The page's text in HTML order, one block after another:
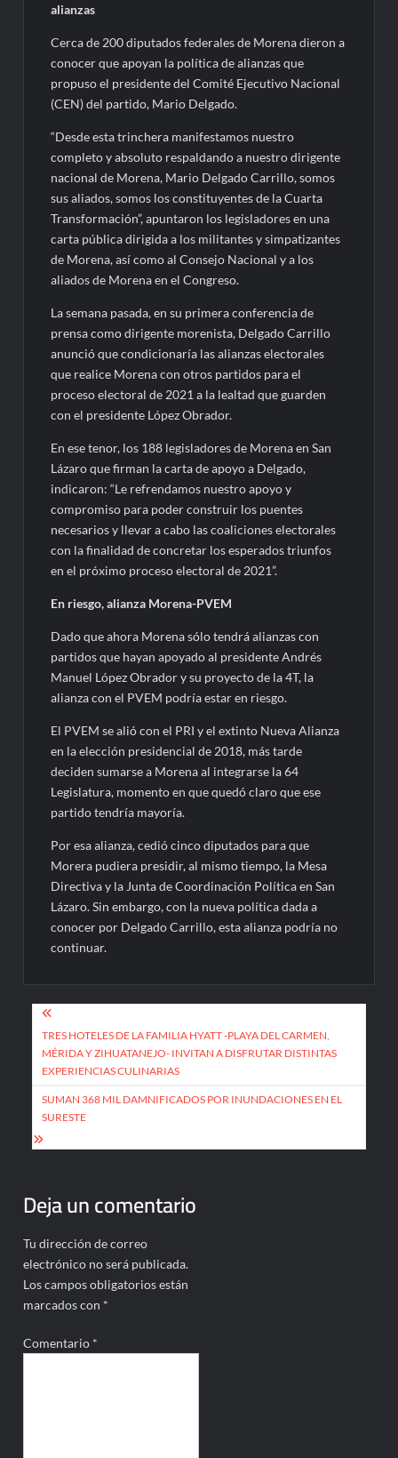
alianzas
Cerca de 200 diputados federales de Morena dieron a
conocer que apoyan la política de alianzas que
propuso el presidente del Comité Ejecutivo Nacional
(CEN) del partido, Mario Delgado.
“Desde esta trinchera manifestamos nuestro
completo y absoluto respaldando a nuestro dirigente
nacional de Morena, Mario Delgado Carrillo, somos
sus aliados, somos los constituyentes de la Cuarta
Transformación”, apuntaron los legisladores en una
carta pública dirigida a los militantes y simpatizantes
de Morena, así como al Consejo Nacional y a los
aliados de Morena en el Congreso.
La semana pasada, en su primera conferencia de
prensa como dirigente morenista, Delgado Carrillo
anunció que condicionaría las alianzas electorales
que realice Morena con otros partidos para el
proceso electoral de 2021 a la lealtad que guarden
con el presidente López Obrador.
En ese tenor, los 188 legisladores de Morena en San
Lázaro que firman la carta de apoyo a Delgado,
indicaron: “Le refrendamos nuestro apoyo y
compromiso para poder construir los puentes
necesarios y llevar a cabo las coaliciones electorales
con la finalidad de concretar los esperados triunfos
en el próximo proceso electoral de 2021”.
En riesgo, alianza Morena-PVEM
Dado que ahora Morena sólo tendrá alianzas con
partidos que hayan apoyado al presidente Andrés
Manuel López Obrador y su proyecto de la 4T, la
alianza con el PVEM podría estar en riesgo.
El PVEM se alió con el PRI y el extinto Nueva Alianza
en la elección presidencial de 2018, más tarde
deciden sumarse a Morena al integrarse la 64
Legislatura, momento en que quedó claro que ese
partido tendría mayoría.
Por esa alianza, cedió cinco diputados para que
Morera pudiera presidir, al mismo tiempo, la Mesa
Directiva y la Junta de Coordinación Política en San
Lázaro. Sin embargo, con la nueva política dada a
conocer por Delgado Carrillo, esta alianza podría no
continuar.
Navegación
de
entradas
TRES HOTELES DE LA FAMILIA HYATT -PLAYA DEL CARMEN,
MÉRIDA Y ZIHUATANEJO- INVITAN A DISFRUTAR DISTINTAS
EXPERIENCIAS CULINARIAS
SUMAN 368 MIL DAMNIFICADOS POR INUNDACIONES EN EL
SURESTE
Deja un comentario
Tu dirección de correo
electrónico no será publicada.
Los campos obligatorios están
marcados con *
Comentario *